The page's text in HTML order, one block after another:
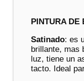
PINTURA DE
Satinado: es
brillante, mas
luz, tiene un
tacto. Ideal